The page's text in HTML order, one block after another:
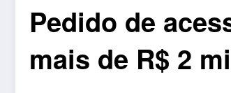
Pedido de
mais de R$ 2